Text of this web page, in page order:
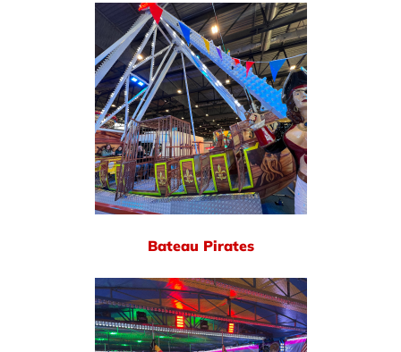
Bateau Pirates